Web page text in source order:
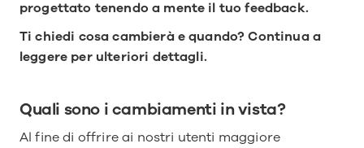
progettato tenendo a mente il tuo feedback.
Ti chiedi cosa cambierà e quando? Continua a
leggere per ulteriori dettagli.
Quali sono i cambiamenti in vista?
Al fine di offrire ai nostri utenti maggiore